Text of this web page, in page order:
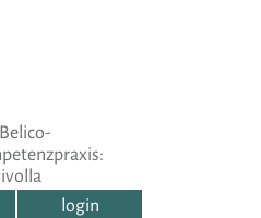
login